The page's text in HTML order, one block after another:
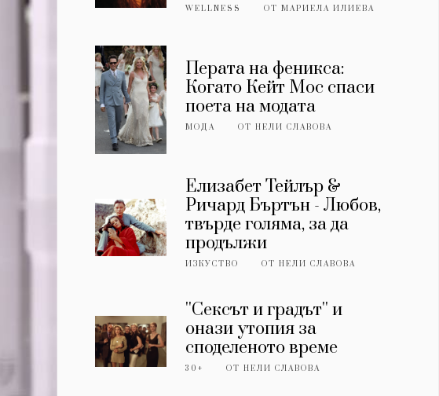
WELLNESS ОТМАРИЕЛА ИЛИЕВА
Перата на феникса:
Когато Кейт Мос спаси
поета на модата
МОДА ОТНЕЛИ СЛАВОВА
Елизабет Тейлър &
Ричард Бъртън - Любов,
твърде голяма, за да
продължи
ИЗКУСТВО ОТНЕЛИ СЛАВОВА
''Сексът и градът'' и
онази утопия за
споделеното време
30+ ОТНЕЛИ СЛАВОВА